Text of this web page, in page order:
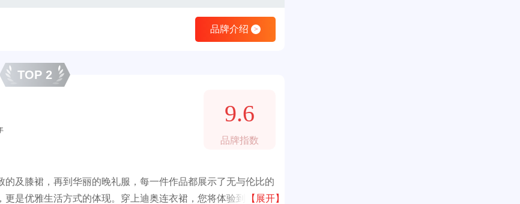
品牌介绍 >
TOP 2
9.6
品牌指数
的及膝裙，再到华丽的晚礼服，每一件作品都展示了无与伦比的
是优雅生活方式的体现。穿上迪奥连衣裙，您将体验到无与伦
【展开】